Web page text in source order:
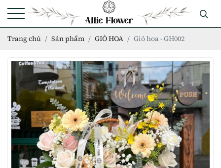
Trang chủ Sản phẩm GIỎ HOA Giỏ hoa - GH002